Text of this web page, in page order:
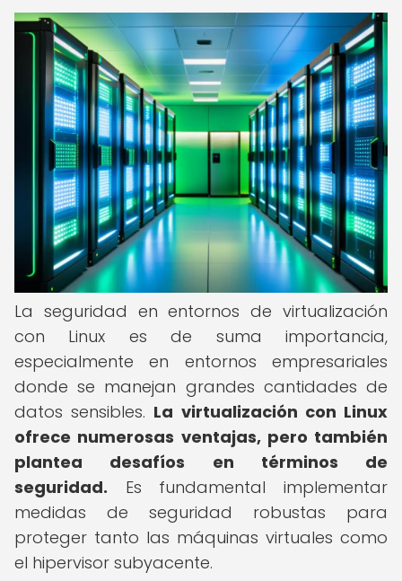
La seguridad en entornos de virtualización
con Linux es de suma importancia,
especialmente en entornos empresariales
donde se manejan grandes cantidades de
datos sensibles. La virtualización con Linux
ofrece numerosas ventajas, pero también
plantea desafíos en términos de
seguridad. Es fundamental implementar
medidas de seguridad robustas para
proteger tanto las máquinas virtuales como
el hipervisor subyacente.